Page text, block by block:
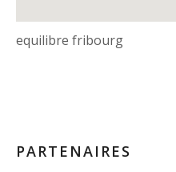
equilibre fribourg
PARTENAIRES